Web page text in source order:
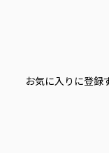
お気に入りに登録